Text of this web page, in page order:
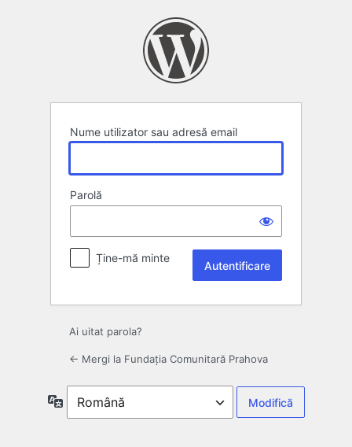
Nume utilizator sau adresă email
Parolă
Ține-mă minte
Ai uitat parola?
← Mergi la Fundația Comunitară Prahova
Limbă